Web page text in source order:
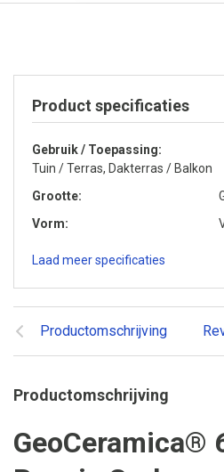
Productomschrijving
Productomschrijving
GeoCeramica®
Product specificaties
Gebruik / Toepassing
Tuin / Terras, Dakterras / Balkon
Grootte
Vorm
Laad meer specificaties